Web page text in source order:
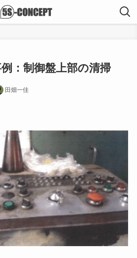
：制御盤上部の清掃
田畑一佳